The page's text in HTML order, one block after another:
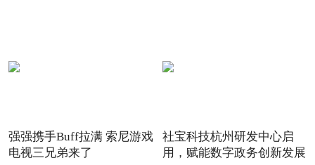
强强携手Buff拉满 索尼游戏
电视三兄弟来了
社宝科技杭州研发中心启
用，赋能数字政务创新发展